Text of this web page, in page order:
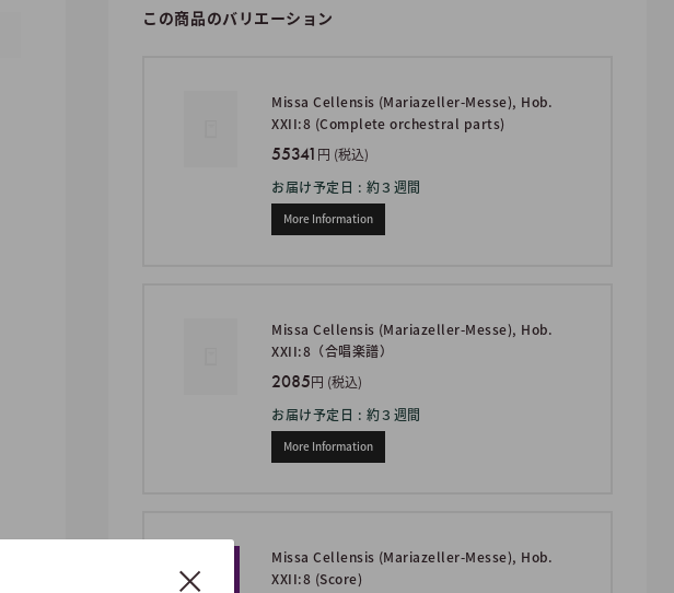
この商品のバリエーション
Missa Cellensis (Mariazeller-Messe), Hob.
XXII:8 (Complete orchestral parts)
55341 円 (税込)
お届け予定日 : 約３週間
More Information
Missa Cellensis (Mariazeller-Messe), Hob.
XXII:8（合唱楽譜）
2085円 (税込)
お届け予定日 : 約３週間
More Information
Missa Cellensis (Mariazeller-Messe), Hob.
XXII:8 (Score)